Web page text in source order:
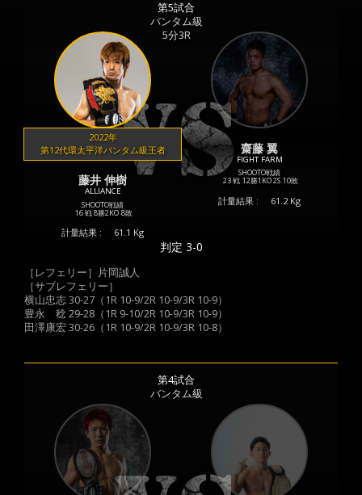
第5試合
バンタム級
5分3R
2022年
第12代環太平洋バンタム級王者
藤井 伸樹
ALLIANCE
SHOOTO戦績
16 戦 8勝2KO 8敗
計量結果 : 61.1 Kg
齋藤 翼
FIGHT FARM
SHOOTO戦績
23 戦 12勝1KO 2S 10敗
計量結果 : 61.2 Kg
判定 3-0
［レフェリー］片岡誠人
［サブレフェリー］
横山忠志 30-27（1R 10-9/2R 10-9/3R 10-9）
豊永 稔 29-28（1R 9-10/2R 10-9/3R 10-9）
田澤康宏 30-26（1R 10-9/2R 10-9/3R 10-8）
第4試合
バンタム級